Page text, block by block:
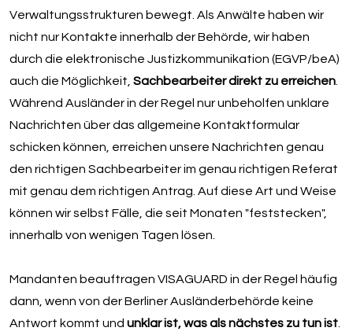
Verwaltungsstrukturen bewegt. Als Anwälte haben wir
nicht nur Kontakte innerhalb der Behörde, wir haben
durch die elektronische Justizkommunikation (EGVP/beA)
auch die Möglichkeit, Sachbearbeiter direkt zu erreichen.
Während Ausländer in der Regel nur unbeholfen unklare
Nachrichten über das allgemeine Kontaktformular
schicken können, erreichen unsere Nachrichten genau
den richtigen Sachbearbeiter im genau richtigen Referat
mit genau dem richtigen Antrag. Auf diese Art und Weise
können wir selbst Fälle, die seit Monaten "feststecken",
innerhalb von wenigen Tagen lösen.
Mandanten beauftragen VISAGUARD in der Regel häufig
dann, wenn von der Berliner Ausländerbehörde keine
Antwort kommt und unklar ist, was als nächstes zu tun ist.